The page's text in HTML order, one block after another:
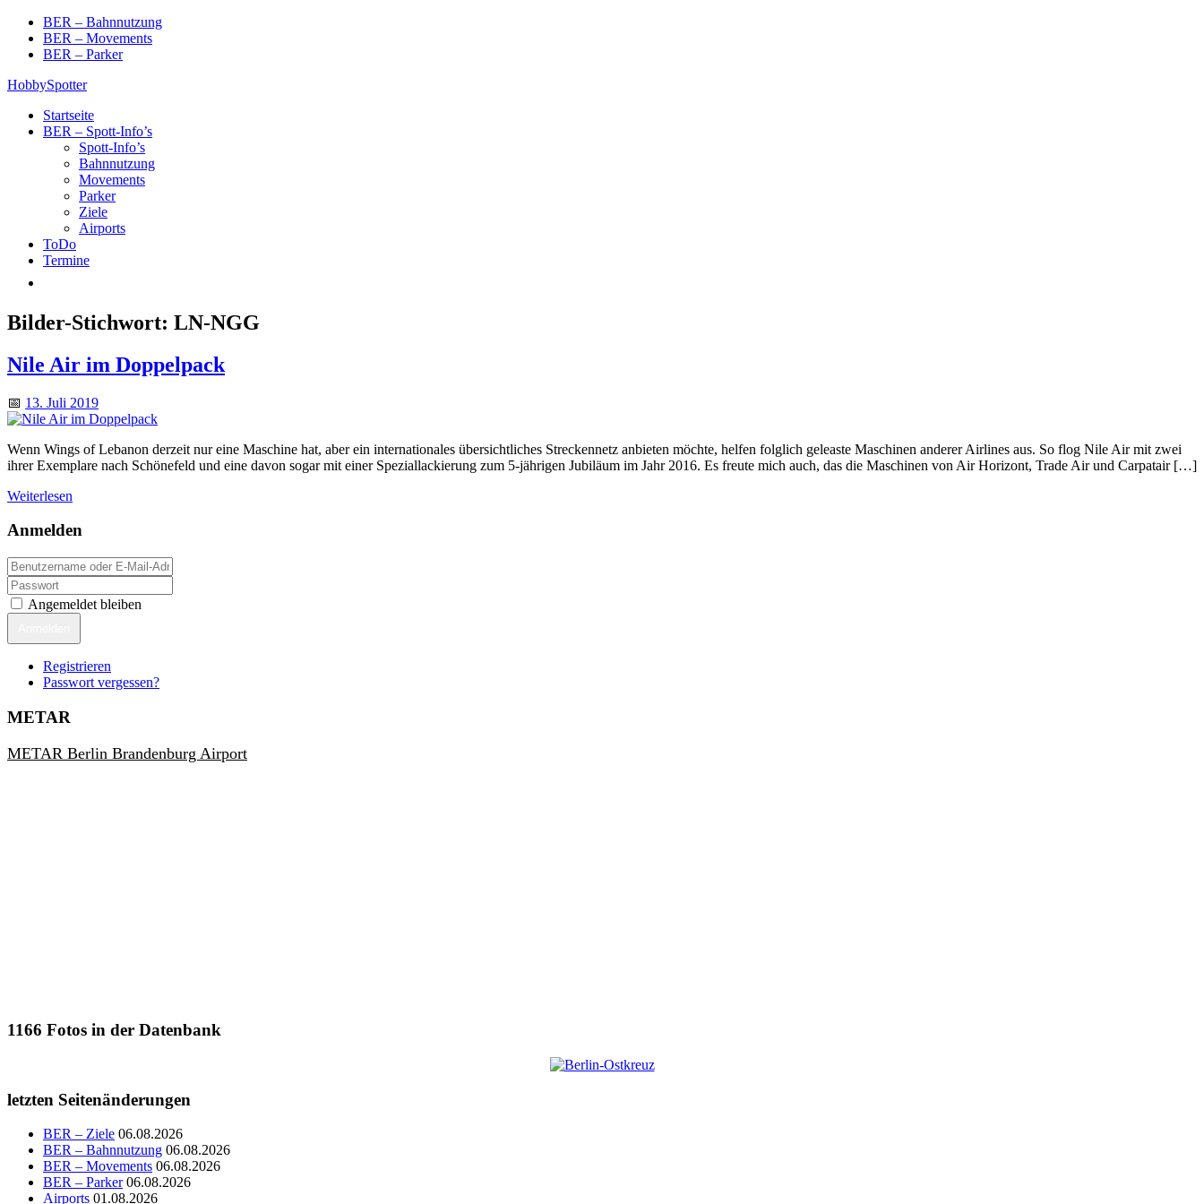
Skip
content
BER – Bahnnutzung
BER – Movements
BER – Parker
HobbySpotter
Startseite
BER – Spott-Info’s
Spott-Info’s
Bahnnutzung
Movements
Parker
Ziele
Airports
ToDo
Termine
Bilder-Stichwort: LN-NGG
Nile Air im Doppelpack
📅 13. Juli 2019
Wenn Wings of Lebanon derzeit nur eine Maschine hat, aber ein internationales übersichtliches Streckennetz anbieten möchte, helfen folglich geleaste Maschinen anderer Airlines aus. So flog Nile Air mit zwei
ihrer Exemplare nach Schönefeld und eine davon sogar mit einer Speziallackierung zum 5-jährigen Jubiläum im Jahr 2016. Es freute mich auch, das die Maschinen von Air Horizont, Trade Air und Carpatair […]
Weiterlesen
Anmelden
Angemeldet bleiben
Registrieren
Passwort vergessen?
METAR
METAR Berlin Brandenburg Airport
1166 Fotos in der Datenbank
letzten Seitenänderungen
BER – Ziele 06.08.2026
BER – Bahnnutzung 06.08.2026
BER – Movements 06.08.2026
BER – Parker 06.08.2026
Airports 01.08.2026